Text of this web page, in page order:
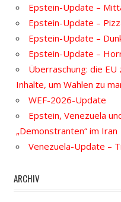
Epstein-Update –
Epstein-Update –
Epstein-Update –
Epstein-Update –
Überraschung: die
Inhalte, um Wahlen zu
WEF-2026-Update
Epstein, Venezuela
„Demonstranten“ im Iran
Venezuela-Update –
ARCHIV